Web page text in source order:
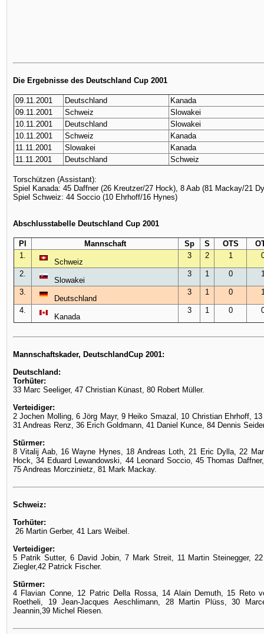
Die Ergebnisse des Deutschland Cup 2001
09.11.2001 Deutschland
Kanada
09.11.2001
Schweiz
Slowakei
10.11.2001
Deutschland
Slowakei
10.11.2001
Schweiz
Kanada
11.11.2001
Slowakei
Kanada
11.11.2001
Deutschland Schweiz
Torschützen (Assistant):
Spiel Kanada: 45 Daffner (26 Kreutzer/27 Hock), 8 Aab (81 Mackay/21
Spiel Schweiz: 44 Soccio (10 Ehrhoff/16 Hynes)
Abschlusstabelle Deutschland Cup 2001
Pl Mannschaft Sp S OTS
1.
Schweiz
3 2 1
2.
Slowakei
3 1 0
3.
Deutschland
3 1 0
4.
Kanada
3 1 0
Mannschaftskader, DeutschlandCup 2001:
Deutschland:
Torhüter:
33 Marc Seeliger, 47 Christian Künast, 80 Robert Müller.
Verteidiger:
2 Jochen Molling, 6 Jörg Mayr, 9 Heiko Smazal, 10 Christian Ehrhoff,
31 Andreas Renz, 36 Erich Goldmann, 41 Daniel Kunce, 84 Dennis
Stürmer:
8 Vitalij Aab, 16 Wayne Hynes, 18 Andreas Loth, 21 Eric Dylla, 22
Hock, 34 Eduard Lewandowski, 44 Leonard Soccio, 45 Thomas
75 Andreas Morczinietz, 81 Mark Mackay.
Schweiz:
Torhüter:
26 Martin Gerber, 41 Lars Weibel.
Verteidiger:
5 Patrik Sutter, 6 David Jobin, 7 Mark Streit, 11 Martin Steinegger,
Ziegler,42 Patrick Fischer.
Stürmer:
4 Flavian Conne, 12 Patric Della Rossa, 14 Alain Demuth, 15 Reto
Roetheli, 19 Jean-Jacques Aeschlimann, 28 Martin Plüss, 30
Jeannin,39 Michel Riesen.